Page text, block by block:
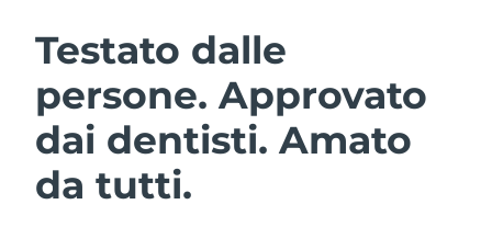
Testato dalle
persone. Approvato
dai dentisti. Amato
da tutti.
Detersione viso
LUNA™ 4 pacchetto
Anti-aging massage
Lifting viso
BEAR™ 2 pacchetto
Microcurrent toning
Austria
Bahrein Consegna stimata9/8/26
Belgio Consegna stimata8/8/26
Bermuda